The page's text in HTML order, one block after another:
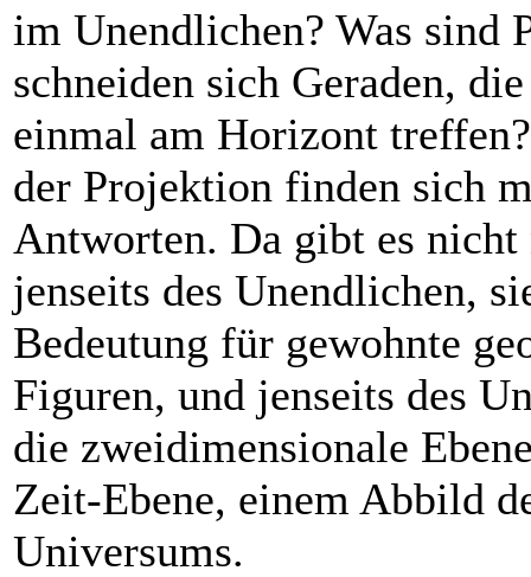
im Unendlichen? Was sind
schneiden sich Geraden,
einmal am Horizont
der Projektion finden sich
Antworten. Da gibt es nicht
jenseits des Unendlichen,
Bedeutung für gewohnte
Figuren, und jenseits des
die zweidimensionale
Zeit-Ebene, einem Abbild
Universums.